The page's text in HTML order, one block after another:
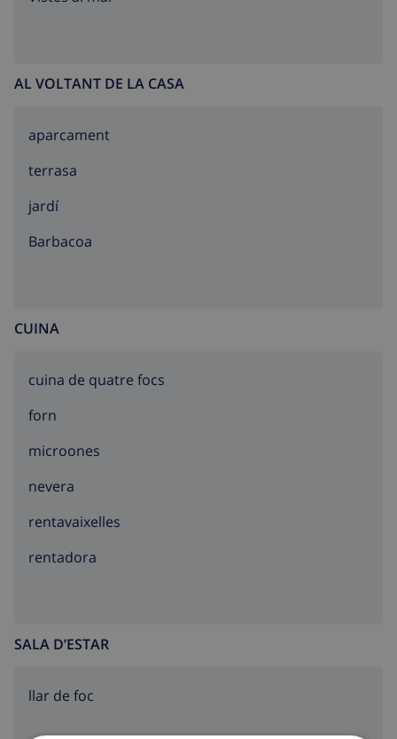
AL VOLTANT DE LA CASA
aparcament
terrasa
jardí
barbacoa
CUINA
cuina de quatre focs
forn
microones
nevera
rentavaixelles
rentadora
SALA D’ESTAR
llar de foc